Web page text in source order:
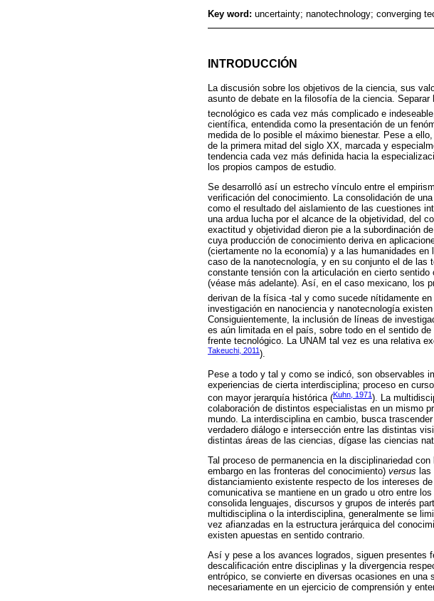
Key word: uncertainty; nanotechnology; converging
INTRODUCCIÓN
La discusión sobre los objetivos de la ciencia, sus
asunto de debate en la filosofía de la ciencia.
tecnológico es cada vez más complicado e
científica, entendida como la presentación de un
medida de lo posible el máximo bienestar. Pese a
de la primera mitad del siglo XX, marcada y
tendencia cada vez más definida hacia la
los propios campos de estudio.
Se desarrolló así un estrecho vínculo entre el
verificación del conocimiento. La consolidación de
como el resultado del aislamiento de las cuestiones
una ardua lucha por el alcance de la objetividad, del
exactitud y objetividad dieron pie a la subordinación
cuya producción de conocimiento deriva en
(ciertamente no la economía) y a las humanidades
caso de la nanotecnología, y en su conjunto el de
constante tensión con la articulación en cierto
(véase más adelante). Así, en el caso mexicano, los
derivan de la física -tal y como sucede nítidamente en
investigación en nanociencia y nanotecnología
Consiguientemente, la inclusión de líneas de
es aún limitada en el país, sobre todo en el sentido
frente tecnológico. La UNAM tal vez es una relativa
Takeuchi, 2011).
Pese a todo y tal y como se indicó, son observables
experiencias de cierta interdisciplina; proceso en
con mayor jerarquía histórica (Kuhn, 1971). La
colaboración de distintos especialistas en un mismo
mundo. La interdisciplina en cambio, busca
verdadero diálogo e intersección entre las distintas
distintas áreas de las ciencias, dígase las ciencias
Tal proceso de permanencia en la disciplinariedad
embargo en las fronteras del conocimiento) versus
distanciamiento existente respecto de los intereses
comunicativa se mantiene en un grado u otro entre
consolida lenguajes, discursos y grupos de interés
multidisciplina o la interdisciplina, generalmente se
vez afianzadas en la estructura jerárquica del
existen apuestas en sentido contrario.
Así y pese a los avances logrados, siguen presentes
descalificación entre disciplinas y la divergencia
entrópico, se convierte en diversas ocasiones en una
necesariamente en un ejercicio de comprensión y